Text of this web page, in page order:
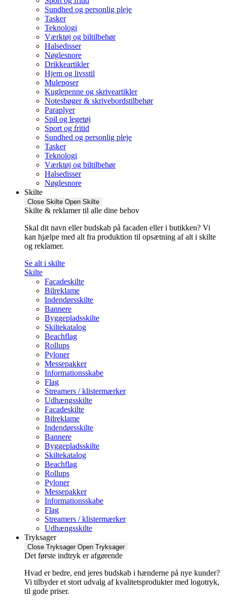
Sundhed og personlig pleje
Tasker
Teknologi
Værktøj og biltilbehør
Halsedisser
Nøglesnore
Drikkeartikler
Hjem og livsstil
Muleposer
Kuglepenne og skriveartikler
Notesbøger & skrivebordstilbehør
Paraplyer
Spil og legetøj
Sport og fritid
Sundhed og personlig pleje
Tasker
Teknologi
Værktøj og biltilbehør
Halsedisser
Nøglesnore
Skilte
Close Skilte Open Skilte
Skilte & reklamer til alle dine behov
Skal dit navn eller budskab på facaden eller i butikken? Vi
kan hjælpe med alt fra produktion til opsætning af alt i skilte
og reklamer.
Se alt i skilte
Skilte
Facadeskilte
Bilreklame
Indendørsskilte
Bannere
Byggepladsskilte
Skiltekatalog
Beachflag
Rollups
Pyloner
Messepakker
Informationsskabe
Flag
Streamers / klistermærker
Udhængsskilte
Facadeskilte
Bilreklame
Indendørsskilte
Bannere
Byggepladsskilte
Skiltekatalog
Beachflag
Rollups
Pyloner
Messepakker
Informationsskabe
Flag
Streamers / klistermærker
Udhængsskilte
Tryksager
Close Tryksager Open Tryksager
Det første indtryk er afgørende
Hvad er bedre, end jeres budskab i hænderne på nye kunder?
Vi tilbyder et stort udvalg af kvalitetsprodukter med logotryk,
til gode priser.